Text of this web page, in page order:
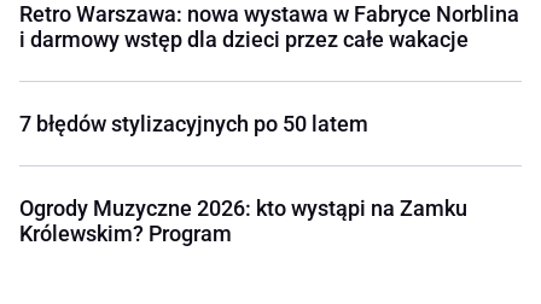
Retro Warszawa: nowa wystawa w Fabryce Norblina
i darmowy wstęp dla dzieci przez całe wakacje
7 błędów stylizacyjnych po 50 latem
Ogrody Muzyczne 2026: kto wystąpi na Zamku
Królewskim? Program